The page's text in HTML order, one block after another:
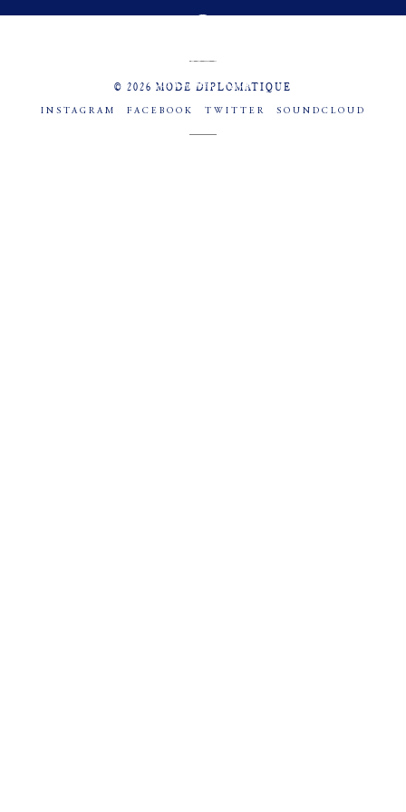
© 2026 MODE DIPLOMATIQUE
INSTAGRAM FACEBOOK TWITTER SOUNDCLOUD